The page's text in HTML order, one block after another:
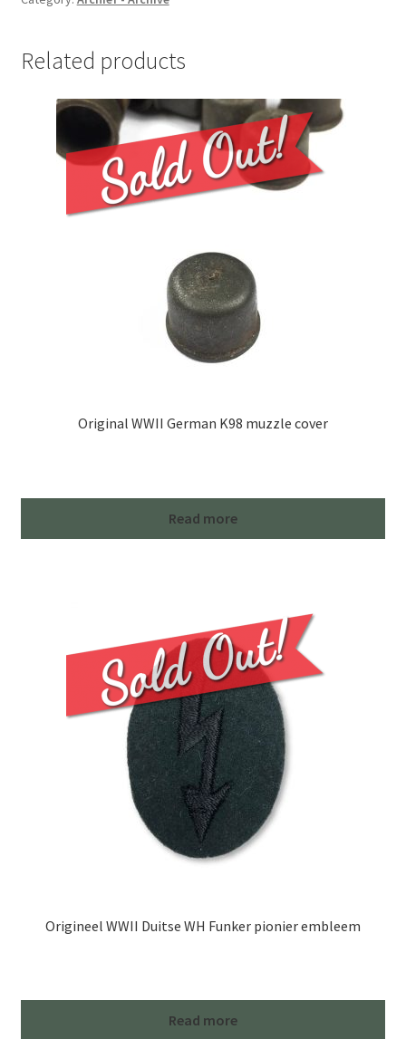
Related products
Original WWII German K98 muzzle cover
Read more
Origineel WWII Duitse WH Funker pionier embleem
Read more